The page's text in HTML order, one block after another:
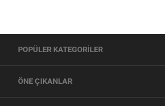
POPÜLER KATEGORİLER
ÖNE ÇIKANLAR